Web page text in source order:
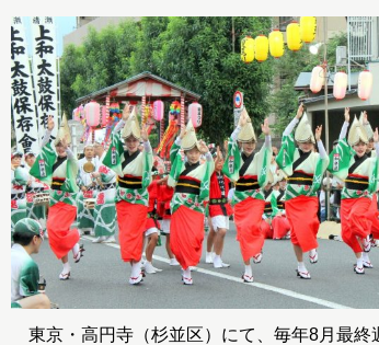
東京・高円寺（杉並区）にて、毎年8月最終